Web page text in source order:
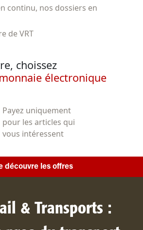
continu, nos dossiers en
de VRT
choissez
électronique
Payez uniquement
pour les articles qui
vous intéressent
découvre les offres
& Transports :